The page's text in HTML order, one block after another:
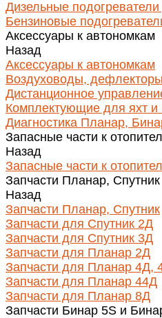
Дизельные подогреватели
Бензиновые
Аксессуары к автономкам
Назад
Аксессуары к автономкам
Воздуховоды,
Дистанционное
Комплектующие для яхт и
Диагностика Планар,
Запасные части к
Назад
Запасные части к
Запчасти Планар, Спутник
Назад
Запчасти Планар, Спутник
Запчасти для Спутник 2Д
Запчасти для Спутник 3Д
Запчасти для Планар 2Д
Запчасти для Планар
Запчасти для Планар 44Д
Запчасти для Планар 8Д
Запчасти Бинар 5S и